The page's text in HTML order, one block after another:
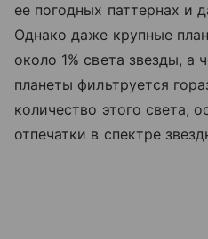
ее погодных паттернах и
Однако даже крупные
около 1% света звезды, а
планеты фильтруется
количество этого света,
отпечатки в спектре